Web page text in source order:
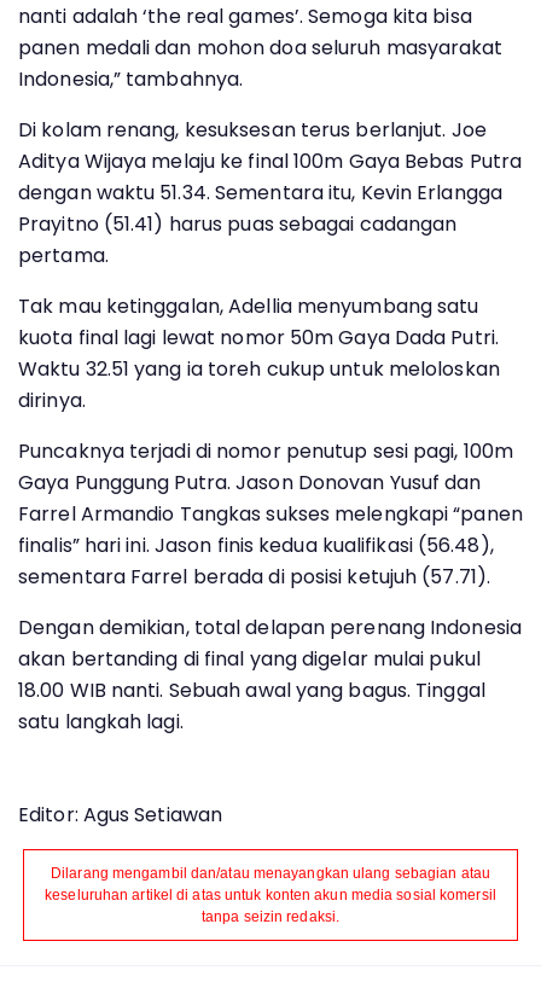
nanti adalah ‘the real games’. Semoga kita bisa
panen medali dan mohon doa seluruh masyarakat
Indonesia,” tambahnya.
Di kolam renang, kesuksesan terus berlanjut. Joe
Aditya Wijaya melaju ke final 100m Gaya Bebas Putra
dengan waktu 51.34. Sementara itu, Kevin Erlangga
Prayitno (51.41) harus puas sebagai cadangan
pertama.
Tak mau ketinggalan, Adellia menyumbang satu
kuota final lagi lewat nomor 50m Gaya Dada Putri.
Waktu 32.51 yang ia toreh cukup untuk meloloskan
dirinya.
Puncaknya terjadi di nomor penutup sesi pagi, 100m
Gaya Punggung Putra. Jason Donovan Yusuf dan
Farrel Armandio Tangkas sukses melengkapi “panen
finalis” hari ini. Jason finis kedua kualifikasi (56.48),
sementara Farrel berada di posisi ketujuh (57.71).
Dengan demikian, total delapan perenang Indonesia
akan bertanding di final yang digelar mulai pukul
18.00 WIB nanti. Sebuah awal yang bagus. Tinggal
satu langkah lagi.
Editor: Agus Setiawan
Dilarang mengambil dan/atau menayangkan ulang sebagian atau
keseluruhan artikel di atas untuk konten akun media sosial komersil
tanpa seizin redaksi.